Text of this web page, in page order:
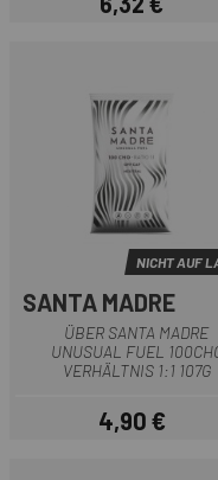
Preis
NICHT AUF
SANTA MADRE
ÜBER SANTA MADRE
UNUSUAL FUEL
VERHÄLTNIS 1:1 107G
Preis
4,90 €